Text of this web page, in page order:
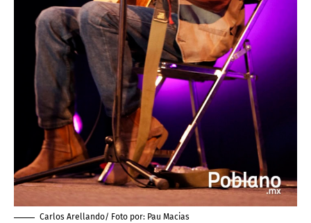
Carlos Arellando/ Foto por: Pau Macias